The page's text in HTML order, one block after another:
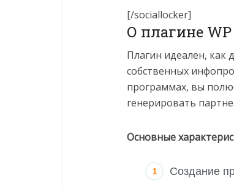
[/sociallocker]
О плагине
Плагин идеален, как
собственных
программах, вы
генерировать
Основные
Создание